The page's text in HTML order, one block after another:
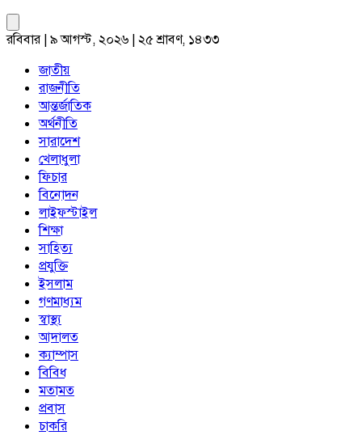
রবিবার | ৯ আগস্ট, ২০২৬ | ২৫ শ্রাবণ, ১৪৩৩
জাতীয়
রাজনীতি
আন্তর্জাতিক
অর্থনীতি
সারাদেশ
খেলাধুলা
ফিচার
বিনোদন
লাইফস্টাইল
শিক্ষা
সাহিত্য
প্রযুক্তি
ইসলাম
গণমাধ্যম
স্বাস্থ্য
আদালত
ক্যাম্পাস
বিবিধ
মতামত
প্রবাস
চাকরি